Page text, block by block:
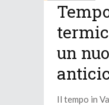
un
Il tempo in